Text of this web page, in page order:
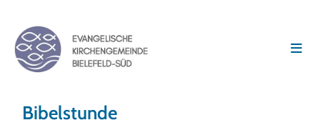
Bibelstunde